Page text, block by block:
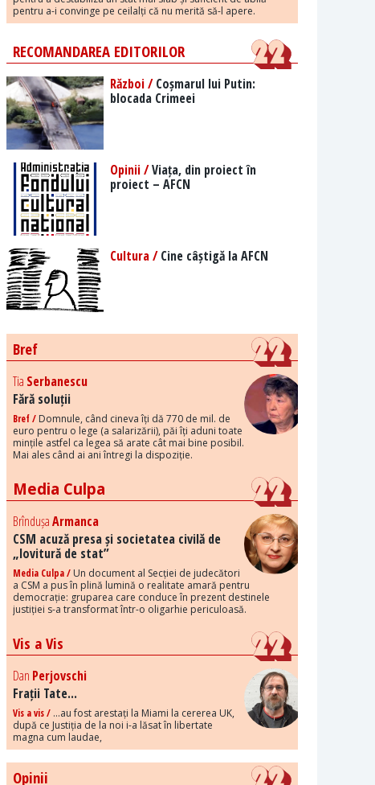
pentru a-i convinge pe ceilalți că nu merită să-l apere.
RECOMANDAREA EDITORILOR
Război /Coșmarul lui Putin:
blocada Crimeei
Opinii /Viața, din proiect în
proiect – AFCN
Cultura /Cine câștigă la AFCN
Bref
Tia Serbanescu
Fără soluții
Bref / Domnule, când cineva îți dă 770 de mil. de
euro pentru o lege (a salarizării), păi îți aduni toate
mințile astfel ca legea să arate cât mai bine posibil.
Mai ales când ai ani întregi la dispoziție.
Media Culpa
BrîndușaArmanca
CSM acuză presa și societatea civilă de
„lovitură de stat”
Media Culpa / Un document al Secției de judecători
a CSM a pus în plină lumină o realitate amară pentru
democrație: gruparea care conduce în prezent destinele
justiției s-a transformat într-o oligarhie periculoasă.
Vis a Vis
Dan Perjovschi
Frații Tate...
Vis a vis / ...au fost arestați la Miami la cererea UK,
după ce Justiția de la noi i-a lăsat în libertate
magna cum laudae,
Opinii